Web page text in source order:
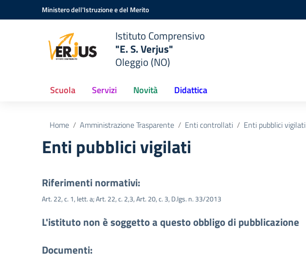
Vai ai contenuti
Vai al menu di navigazioneMinistero dell'Istruzione e del Merito
Istituto Comprensivo
"E. S. Verjus"
Oleggio (NO)
Scuola Servizi Novità Didattica
Home Amministrazione Trasparente Enti controllati Enti pubblici vigilati
Enti pubblici vigilati
Riferimenti normativi:
Art. 22, c. 1, lett. a; Art. 22, c. 2,3, Art. 20, c. 3, D.lgs. n. 33/2013
L'istituto non è soggetto a questo obbligo di pubblicazione
Documenti: